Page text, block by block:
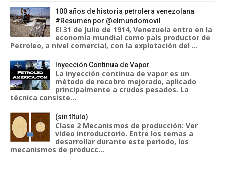
100 años de historia petrolera venezolana
#Resumen por @elmundomovil
El 31 de Julio de 1914, Venezuela entro en la
economía mundial como país productor de
Petroleo, a nivel comercial, con la explotación del ...
Inyección Continua de Vapor
La inyección continua de vapor es un
método de recobro mejorado, aplicado
principalmente a crudos pesados. La
técnica consiste...
(sin título)
Clase 2 Mecanismos de producción: Ver
video introductorio. Entre los temas a
desarrollar durante este periodo, los
mecanismos de producc...